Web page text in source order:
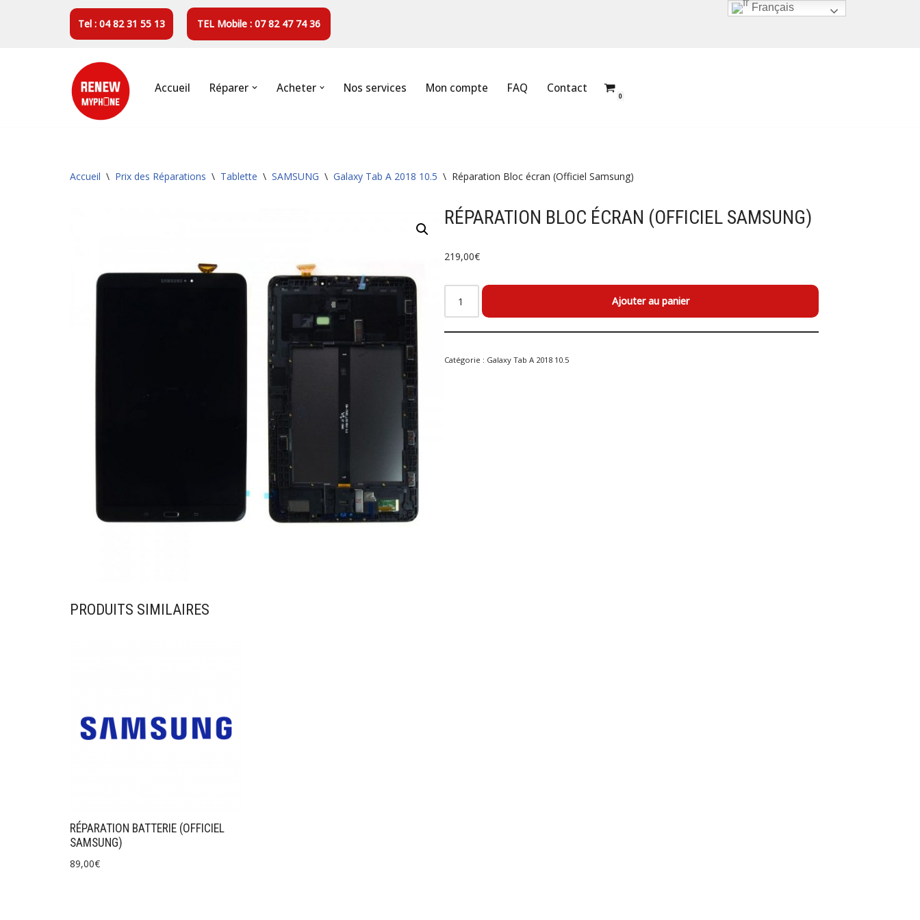
Tel : 04 82 31 55 13 TEL Mobile : 07 82 47 74 36
Accueil Réparer Acheter Nos services Mon compte FAQ Contact
0
Accueil \ Prix des Réparations \ Tablette \ SAMSUNG \ Galaxy Tab A 2018 10.5 \ Réparation Bloc écran (Officiel Samsung)
RÉPARATION BLOC ÉCRAN (OFFICIEL SAMSUNG)
219,00€
Ajouter au panier
Catégorie : Galaxy Tab A 2018 10.5
PRODUITS SIMILAIRES
RÉPARATION BATTERIE (OFFICIEL
SAMSUNG)
89,00€
Français